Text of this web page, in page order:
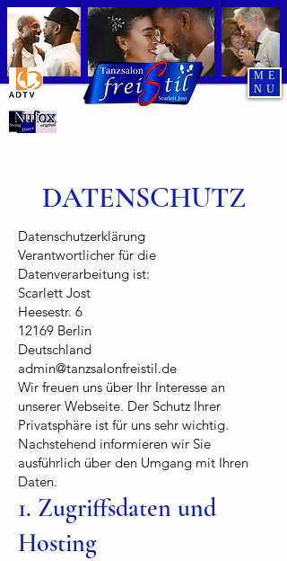
ME
NU
DATENSCHUTZ
Datenschutzerklärung
Verantwortlicher für die
Datenverarbeitung ist:
Scarlett Jost
Heesestr. 6
12169 Berlin
Deutschland
admin@tanzsalonfreistil.de
Wir freuen uns über Ihr Interesse an
unserer Webseite. Der Schutz Ihrer
Privatsphäre ist für uns sehr wichtig.
Nachstehend informieren wir Sie
ausführlich über den Umgang mit Ihren
Daten.
1. Zugriffsdaten und
Hosting